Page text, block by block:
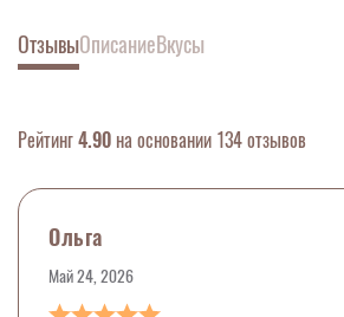
ОтзывыОписаниеВкусы
Рейтинг4.90 на основании 134 отзывов
Ольга
Май 24, 2026